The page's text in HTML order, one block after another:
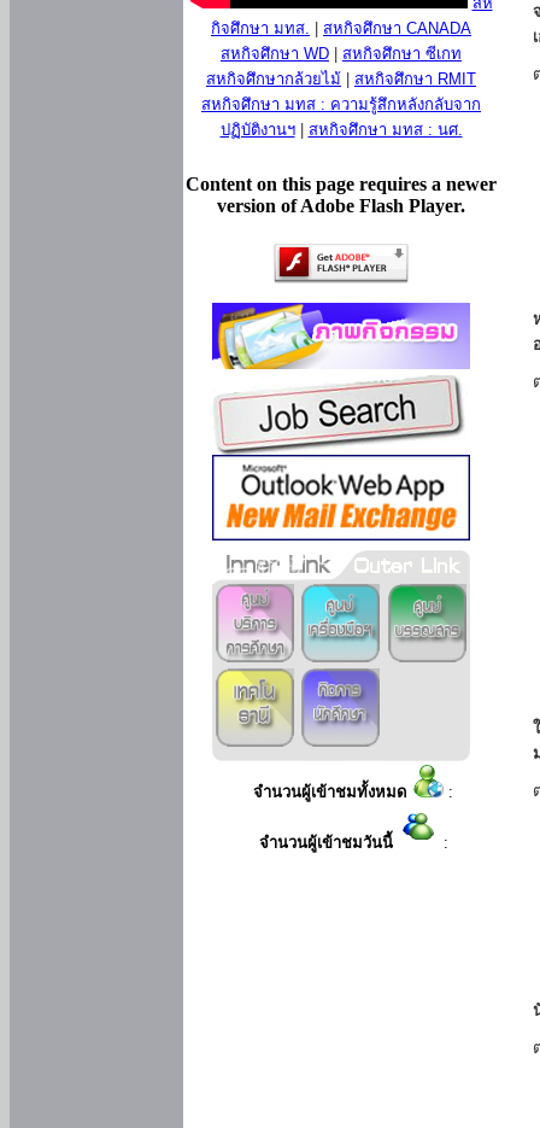
กิจศึกษา มทส.
สหกิจศึกษา CANADA
สหกิจศึกษา WD
สหกิจศึกษา ซีเกท
สหกิจศึกษากล้วยไม้
สหกิจศึกษา RMIT
สหกิจศึกษา มทส : ความรู้สึกหลังกลับจาก
ปฏิบัติงานฯ| สหกิจศึกษา มทส : นศ.
Content on this page requires a newer
version of Adobe Flash Player.
จำนวนผู้เข้าชมทั้งหมด :
จำนวนผู้เข้าชมวันนี้ :